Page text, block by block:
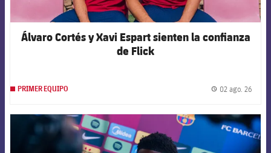
Álvaro Cortés y Xavi Espart sienten la confianza
de Flick
PRIMER EQUIPO 02 ago. 26
FCB Barcelona badge